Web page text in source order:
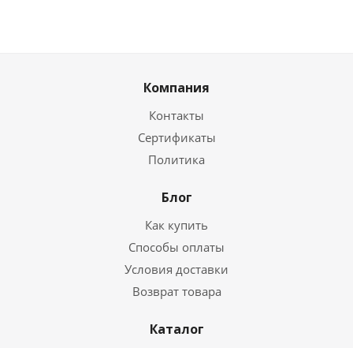
Компания
Контакты
Сертификаты
Политика
Блог
Как купить
Способы оплаты
Условия доставки
Возврат товара
Каталог